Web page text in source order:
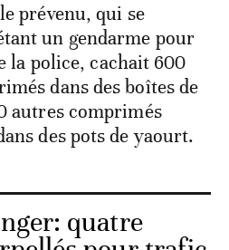
prévenu, qui se
un gendarme pour
la police, cachait 600
dans des boîtes de
autres comprimés
des pots de yaourt.
quatre